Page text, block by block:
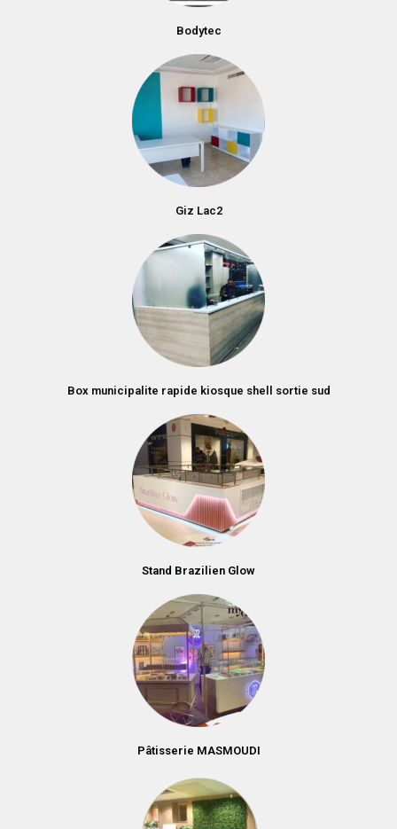
Bodytec
Giz Lac2
Box municipalite rapide kiosque shell sortie sud
Stand Brazilien Glow
Pâtisserie MASMOUDI